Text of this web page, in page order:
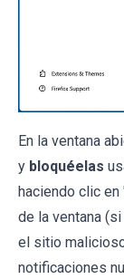
En la ventana
y bloquéelas
haciendo clic en
de la ventana
el sitio
notificaciones